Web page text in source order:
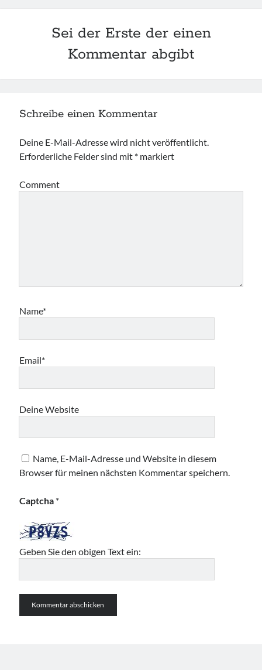
Sei der Erste der einen
Kommentar abgibt
Schreibe einen Kommentar
Deine E-Mail-Adresse wird nicht veröffentlicht.
Erforderliche Felder sind mit * markiert
Comment
Name*
Email*
Deine Website
Name, E-Mail-Adresse und Website in diesem
Browser für meinen nächsten Kommentar speichern.
Captcha *
Geben Sie den obigen Text ein: